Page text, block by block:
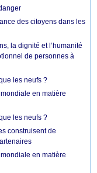
des citoyens dans les
la dignité et l’humanité
de personnes à
les neufs ?
en matière
les neufs ?
construisent de
en matière